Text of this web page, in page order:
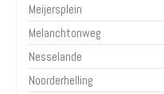
Meijersplein
Melanchtonweg
Nesselande
Noorderhelling